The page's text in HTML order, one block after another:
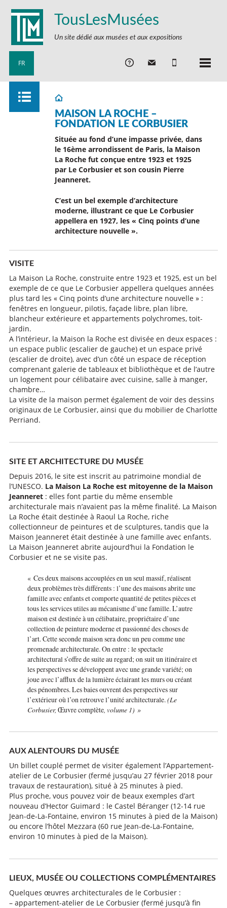
TousLesMusées
Un site dédié aux musées et aux expositions
FR
MAISON LA ROCHE –
FONDATION LE CORBUSIER
Située au fond d’une impasse privée, dans
le 16ème arrondissent de Paris, la Maison
La Roche fut conçue entre 1923 et 1925
par Le Corbusier et son cousin Pierre
Jeanneret.
C’est un bel exemple d’architecture
moderne, illustrant ce que Le Corbusier
appellera en 1927, les « Cinq points d’une
architecture nouvelle ».
VISITE
La Maison La Roche, construite entre 1923 et 1925, est un bel
exemple de ce que Le Corbusier appellera quelques années
plus tard les « Cinq points d’une architecture nouvelle » :
fenêtres en longueur, pilotis, façade libre, plan libre,
blancheur extérieure et appartements polychromes, toit-
jardin.
A l’intérieur, la Maison la Roche est divisée en deux espaces :
un espace public (escalier de gauche) et un espace privé
(escalier de droite), avec d’un côté un espace de réception
comprenant galerie de tableaux et bibliothèque et de l’autre
un logement pour célibataire avec cuisine, salle à manger,
chambre…
La visite de la maison permet également de voir des dessins
originaux de Le Corbusier, ainsi que du mobilier de Charlotte
Perriand.
SITE ET ARCHITECTURE DU MUSÉE
Depuis 2016, le site est inscrit au patrimoine mondial de
l’UNESCO. La Maison La Roche est mitoyenne de la Maison
Jeanneret : elles font partie du même ensemble
architecturale mais n’avaient pas la même finalité. La Maison
La Roche était destinée à Raoul La Roche, riche
collectionneur de peintures et de sculptures, tandis que la
Maison Jeanneret était destinée à une famille avec enfants.
La Maison Jeanneret abrite aujourd’hui la Fondation le
Corbusier et ne se visite pas.
« Ces deux maisons accouplées en un seul massif, réalisent
deux problèmes très différents : l’une des maisons abrite une
famille avec enfants et comporte quantité de petites pièces et
tous les services utiles au mécanisme d’une famille. L’autre
maison est destinée à un célibataire, propriétaire d’une
collection de peinture moderne et passionné des choses de
l’art. Cette seconde maison sera donc un peu comme une
promenade architecturale. On entre : le spectacle
architectural s’offre de suite au regard; on suit un itinéraire et
les perspectives se développent avec une grande variété; on
joue avec l’afflux de la lumière éclairant les murs ou créant
des pénombres. Les baies ouvrent des perspectives sur
l’extérieur où l’on retrouve l’unité architecturale.(Le
Corbusier, Œuvre complète , volume 1) »
AUX ALENTOURS DU MUSÉE
Un billet couplé permet de visiter également l’Appartement-
atelier de Le Corbusier (fermé jusqu’au 27 février 2018 pour
travaux de restauration), situé à 25 minutes à pied.
Plus proche, vous pouvez voir de beaux exemples d’art
nouveau d’Hector Guimard : le Castel Béranger (12-14 rue
Jean-de-La-Fontaine, environ 15 minutes à pied de la Maison)
ou encore l’hôtel Mezzara (60 rue Jean-de-La-Fontaine,
environ 10 minutes à pied de la Maison).
LIEUX, MUSÉE OU COLLECTIONS COMPLÉMENTAIRES
Quelques œuvres architecturales de le Corbusier :
– appartement-atelier de Le Corbusier (fermé jusqu’à fin